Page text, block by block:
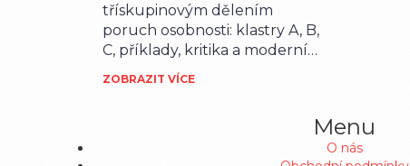
třískupinovým dělením
poruch osobnosti: klastry A, B,
C, příklady, kritika a moderní
směřování.
ZOBRAZIT VÍCE
Menu
O nás